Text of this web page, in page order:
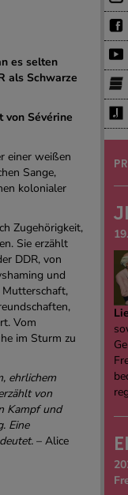
es selten
als Schwarze
von Sévérine
einer weißen
Sange,
kolonialer
Zugehörigkeit,
Sie erzählt
DDR, von
und
Mutterschaft,
Vom
im Sturm zu
ehrlichem
von
Kampf und
Eine
– Alice